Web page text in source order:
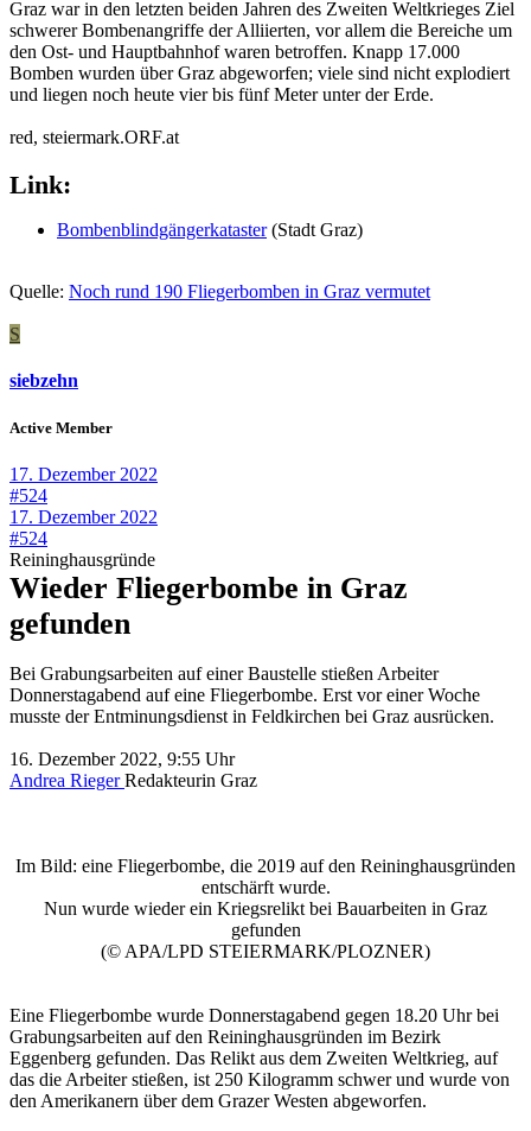
Graz war in den letzten beiden Jahren des Zweiten Weltkrieges Ziel
schwerer Bombenangriffe der Alliierten, vor allem die Bereiche um
den Ost- und Hauptbahnhof waren betroffen. Knapp 17.000
Bomben wurden über Graz abgeworfen; viele sind nicht explodiert
und liegen noch heute vier bis fünf Meter unter der Erde.
red, steiermark.ORF.at
Link:
Bombenblindgängerkataster(Stadt Graz)
Quelle: Noch rund 190 Fliegerbomben in Graz vermutet
S
siebzehn
Active Member
17. Dezember 2022
#524
17. Dezember 2022
#524
Reininghausgründe
Wieder Fliegerbombe in Graz
gefunden
Bei Grabungsarbeiten auf einer Baustelle stießen Arbeiter
Donnerstagabend auf eine Fliegerbombe. Erst vor einer Woche
musste der Entminungsdienst in Feldkirchen bei Graz ausrücken.
16. Dezember 2022, 9:55 Uhr
Andrea RiegerRedakteurin Graz
Im Bild: eine Fliegerbombe, die 2019 auf den Reininghausgründen
entschärft wurde.
Nun wurde wieder ein Kriegsrelikt bei Bauarbeiten in Graz
gefunden
(© APA/LPD STEIERMARK/PLOZNER)​
Eine Fliegerbombe wurde Donnerstagabend gegen 18.20 Uhr bei
Grabungsarbeiten auf den Reininghausgründen im Bezirk
Eggenberg gefunden. Das Relikt aus dem Zweiten Weltkrieg, auf
das die Arbeiter stießen, ist 250 Kilogramm schwer und wurde von
den Amerikanern über dem Grazer Westen abgeworfen.